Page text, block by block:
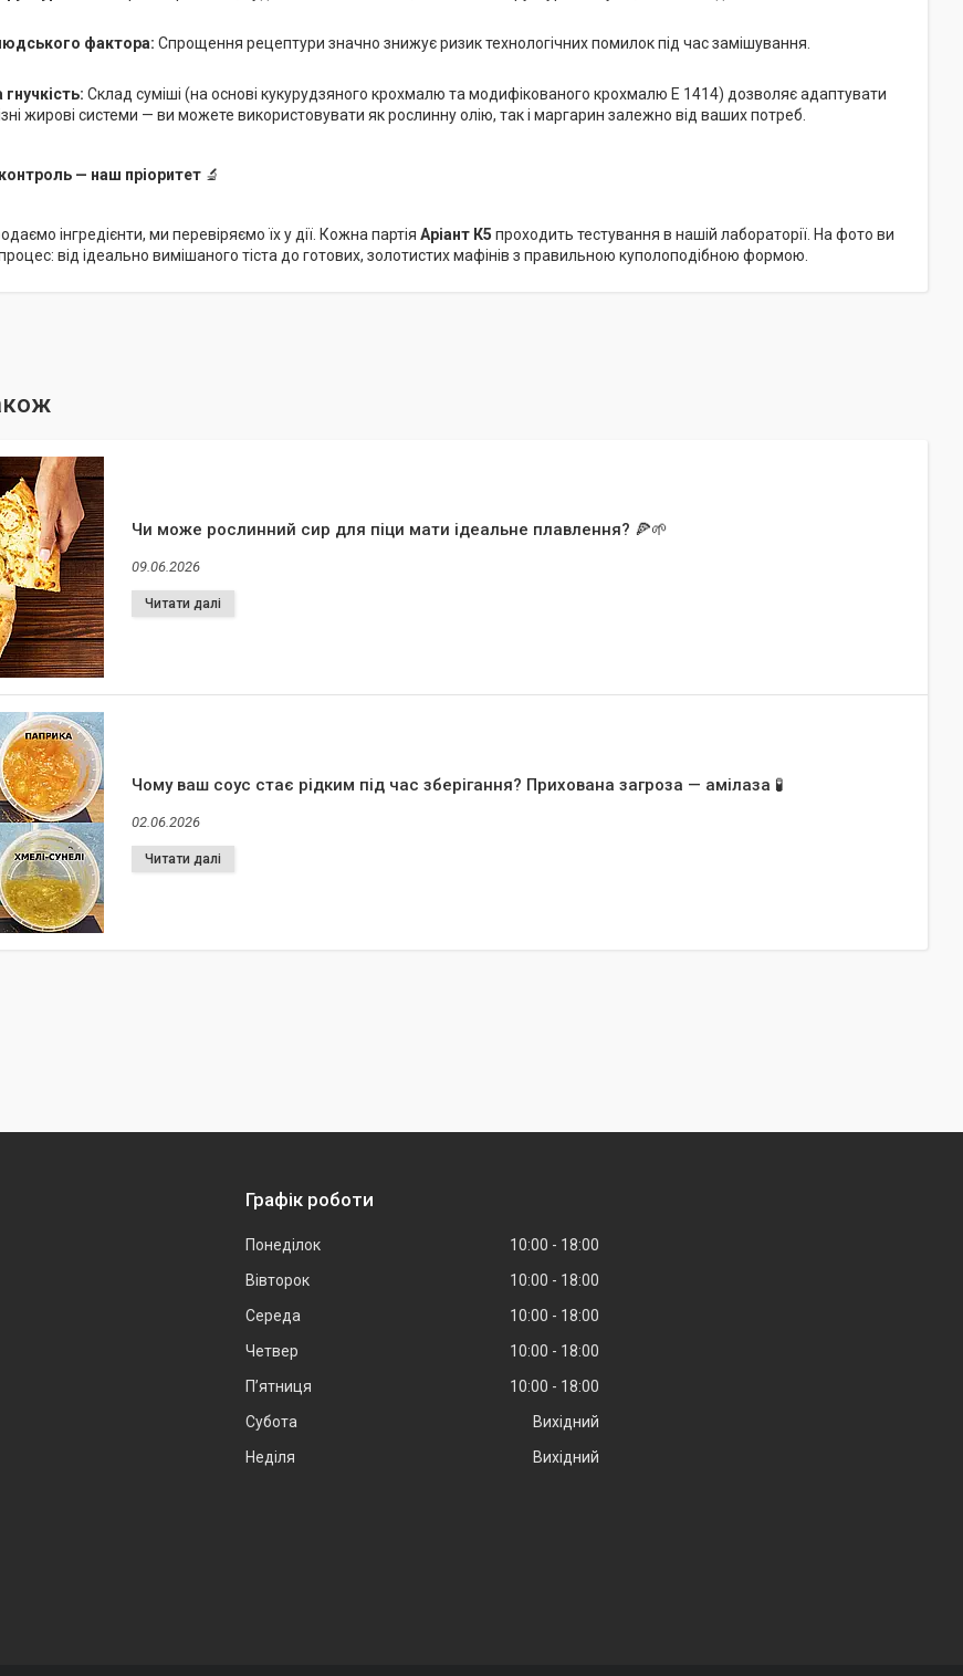
фактора: Спрощення рецептури значно знижує ризик технологічних помилок під час замішування.
Склад суміші (на основі кукурудзяного крохмалю та модифікованого крохмалю Е 1414) дозволяє адаптувати
жирові системи — ви можете використовувати як рослинну олію, так і маргарин залежно від ваших потреб.
— наш пріоритет 🔬
інгредієнти, ми перевіряємо їх у дії. Кожна партія Аріант К5 проходить тестування в нашій лабораторії. На фото ви
від ідеально вимішаного тіста до готових, золотистих мафінів з правильною куполоподібною формою.
Чи може рослинний сир для піци мати ідеальне плавлення? 🍕🌱
09.06.2026
Чому ваш соус стає рідким під час зберігання? Прихована загроза — амілаза 🧪
02.06.2026
Графік роботи
Понеділок 10:00
18:00
Вівторок
10:00
18:00
Середа
10:00
18:00
Четвер
10:00
18:00
Пʼятниця
10:00
18:00
Субота
Вихідний
Неділя
Вихідний